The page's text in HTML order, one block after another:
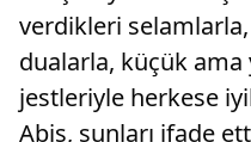
verdikleri
dualarla, küçük
jestleriyle herkese
Abiş, şunları ifade